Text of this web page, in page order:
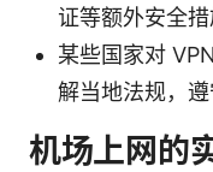
证等额外安全措
某些国家对
解当地法规，遵
机场上网的